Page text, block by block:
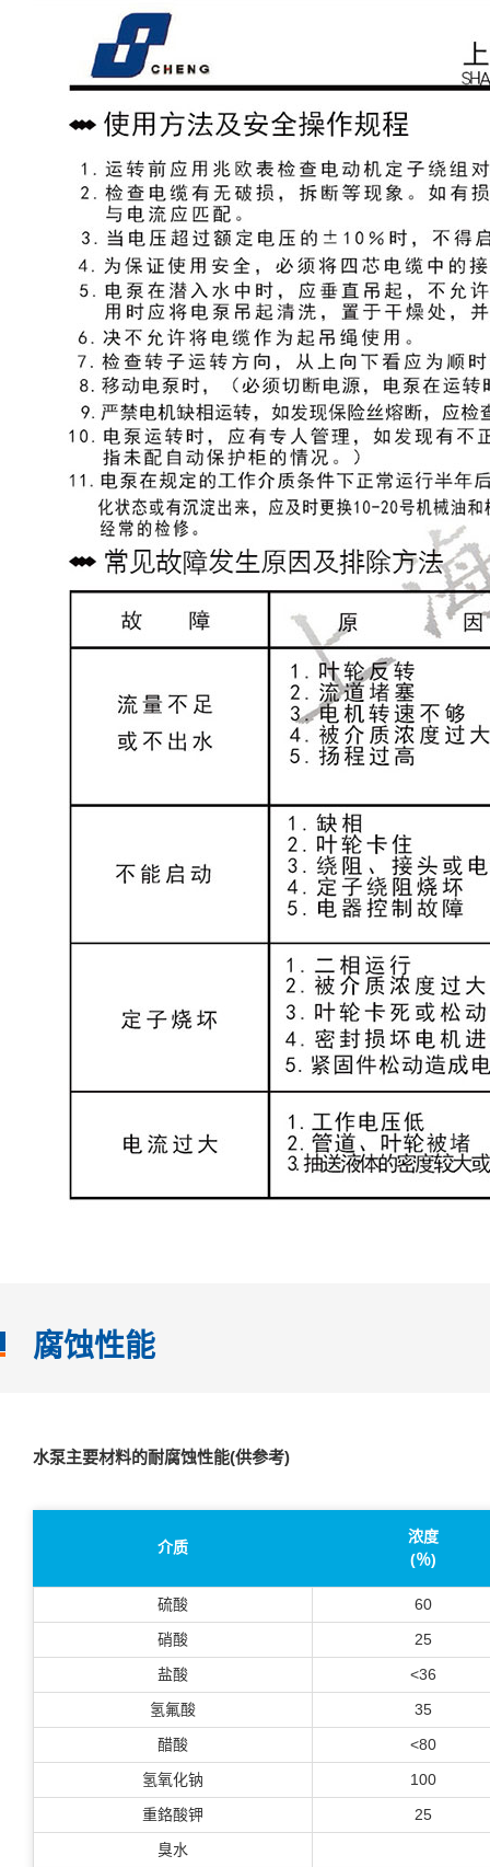
腐蚀性能
水泵主要材料的耐腐蚀性能(供参考)
介质
浓度
(％)
硫酸
60
硝酸
25
盐酸
<36
氢氟酸
35
醋酸
<80
氢氧化钠
100
重鉻酸钾
25
臭水